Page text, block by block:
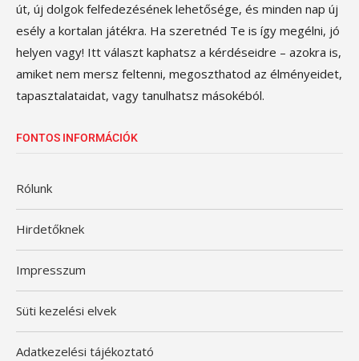
út, új dolgok felfedezésének lehetősége, és minden nap új
esély a kortalan játékra. Ha szeretnéd Te is így megélni, jó
helyen vagy! Itt választ kaphatsz a kérdéseidre – azokra is,
amiket nem mersz feltenni, megoszthatod az élményeidet,
tapasztalataidat, vagy tanulhatsz másokéból.
FONTOS INFORMÁCIÓK
Rólunk
Hirdetőknek
Impresszum
Süti kezelési elvek
Adatkezelési tájékoztató